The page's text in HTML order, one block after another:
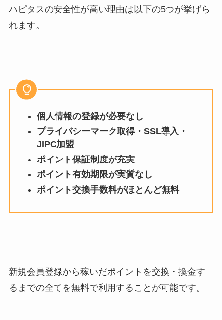
ハピタスの安全性が高い理由は以下の5つが挙げら
れます。
個人情報の登録が必要なし
プライバシーマーク取得・SSL導入・
JIPC加盟
ポイント保証制度が充実
ポイント有効期限が実質なし
ポイント交換手数料がほとんど無料
新規会員登録から稼いだポイントを交換・換金す
るまでの全てを無料で利用することが可能です。